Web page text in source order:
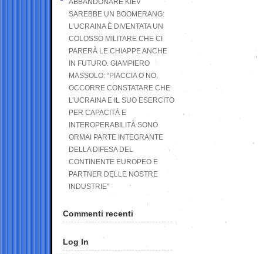
ABBANDONARE KIEV
SAREBBE UN BOOMERANG:
L’UCRAINA È DIVENTATA UN
COLOSSO MILITARE CHE CI
PARERÀ LE CHIAPPE ANCHE
IN FUTURO. GIAMPIERO
MASSOLO: “PIACCIA O NO,
OCCORRE CONSTATARE CHE
L’UCRAINA E IL SUO ESERCITO
PER CAPACITÀ E
INTEROPERABILITÀ SONO
ORMAI PARTE INTEGRANTE
DELLA DIFESA DEL
CONTINENTE EUROPEO E
PARTNER DELLE NOSTRE
INDUSTRIE”
Commenti recenti
Log In